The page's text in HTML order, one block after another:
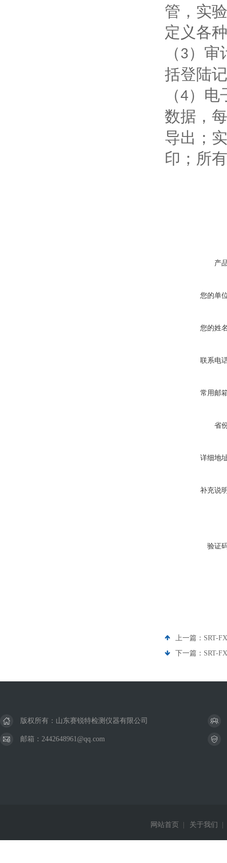
管，实
定义各
（3）审
括登陆
（4）电
数据，
导出；
印；所
产
您的单
您的姓
联系电
常用邮
省
详细地
补充说
验证
上一篇： SRT-
下一篇： SRT-
版权所有：山东赛锐特检测仪器有限公司
邮箱：2442648961@qq.com
网站首页 关于我们